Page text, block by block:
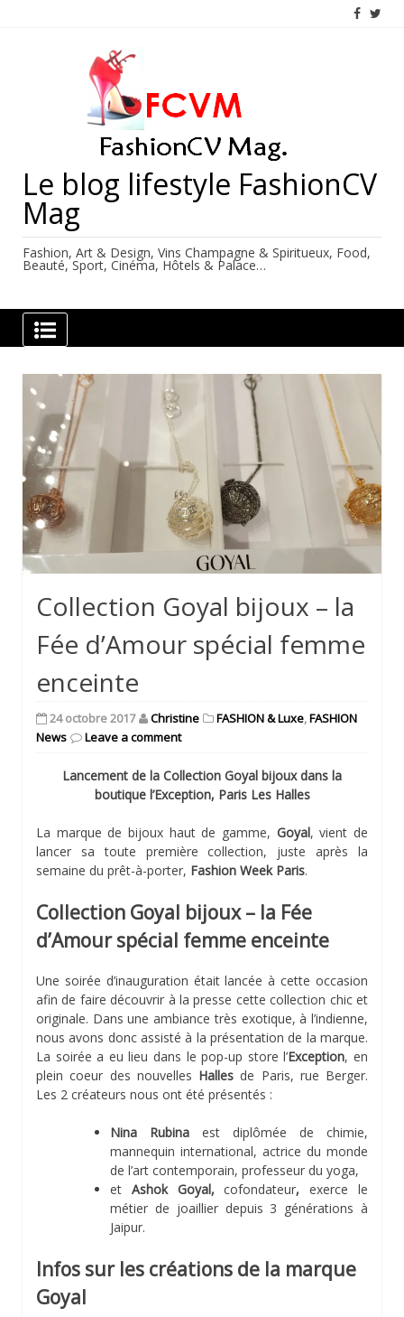
Le blog lifestyle FashionCV
Mag
Fashion, Art & Design, Vins Champagne & Spiritueux, Food,
Beauté, Sport, Cinéma, Hôtels & Palace…
Collection Goyal bijoux – la
Fée d’Amour spécial femme
enceinte
24 octobre 2017 Christine FASHION & Luxe,FASHION
News
Leave a comment
Lancement de la Collection Goyal bijouxdans la
boutique l’Exception, Paris Les Halles
La marque de bijoux haut de gamme, Goyal, vient de
lancer sa toute première collection, juste après la
semaine du prêt-à-porter, Fashion Week Paris.
Collection Goyal bijoux – la Fée
d’Amour spécial femme enceinte
Une soirée d’inauguration était lancée à cette occasion
afin de faire découvrir à la presse cette collection chic et
originale. Dans une ambiance très exotique, à l’indienne,
nous avons donc assisté à la présentation de la marque.
La soirée a eu lieu dans le pop-up store l’Exception, en
plein coeur des nouvelles Halles de Paris, rue Berger.
Les 2 créateurs nous ont été présentés :
Nina Rubina est diplômée de chimie,
mannequin international, actrice du monde
de l’art contemporain, professeur du yoga,
et Ashok Goyal,cofondateur,exerce le
métier de joaillier depuis 3 générations à
Jaipur.
Infos sur les créations de la marque
Goyal